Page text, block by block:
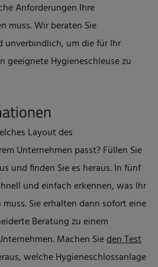
Anforderungen Ihre
muss. Wir beraten Sie
unverbindlich, um die für Ihr
geeignete Hygieneschleuse zu
Layout des
Unternehmen passt? Füllen Sie
und finden Sie es heraus. In fünf
und einfach erkennen, was Ihr
Sie erhalten dann sofort eine
Beratung zu einem
Machen Sieden Test
welche Hygieneschlossanlage